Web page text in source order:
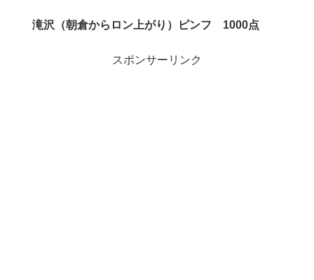
滝沢（朝倉からロン上がり）ピンフ 1000点
スポンサーリンク